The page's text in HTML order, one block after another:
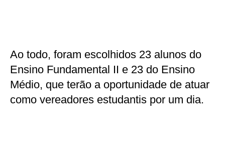
Ao todo, foram escolhidos 23 alunos do
Ensino Fundamental II e 23 do Ensino
Médio, que terão a oportunidade de atuar
como vereadores estudantis por um dia.